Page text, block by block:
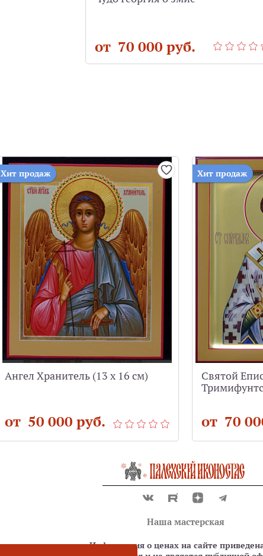
от 70 000 руб.
Хит продаж
Ангел Хранитель (13 х 16 см)
от 50 000 руб.
Хит продаж
Святой
от 70
Наша мастерская
Информация о ценах на сайте